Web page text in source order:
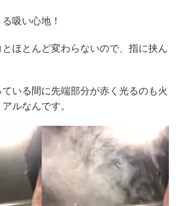
吸い心地！
ほとんど変わらないので、指に挟ん
いる間に先端部分が赤く光るのも火
ルなんです。